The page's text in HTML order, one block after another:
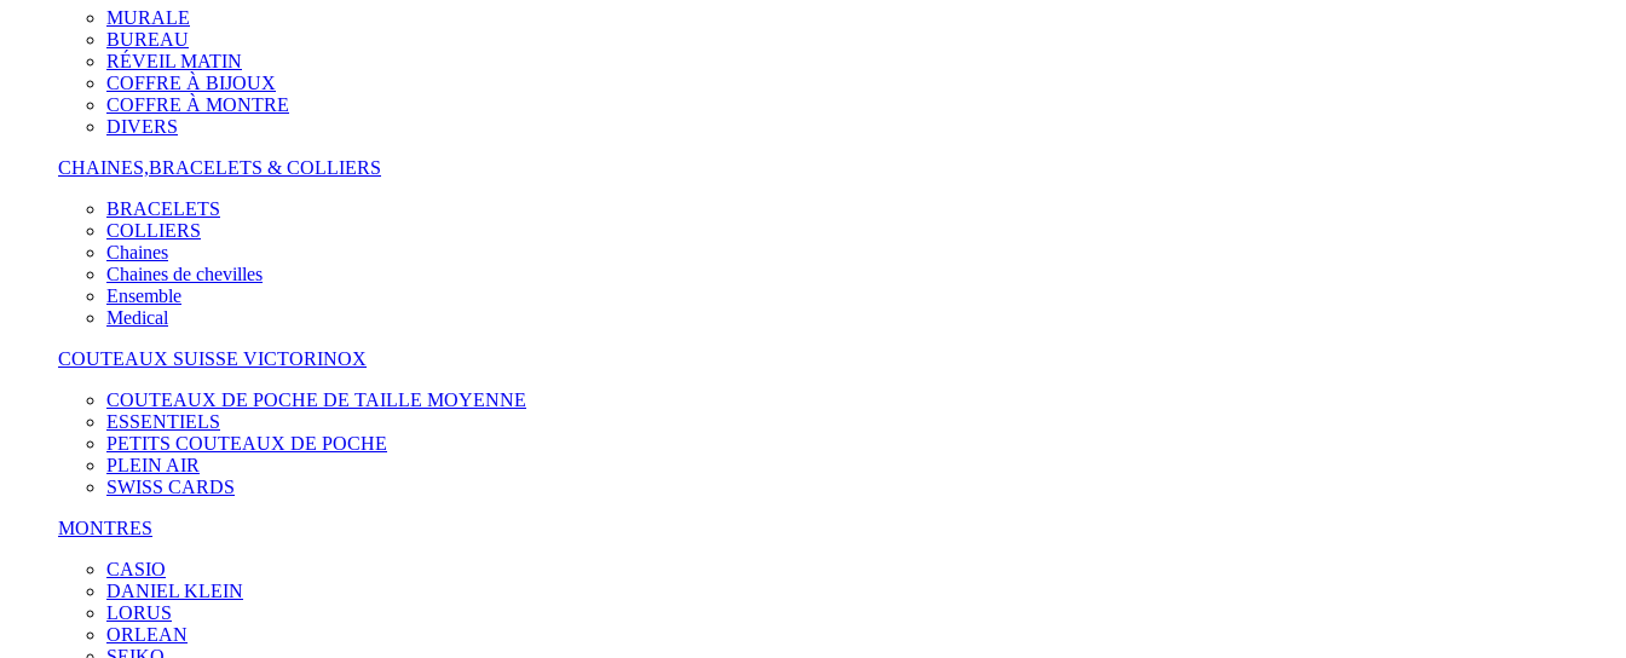
MURALE
BUREAU
RÉVEIL MATIN
COFFRE À BIJOUX
COFFRE À MONTRE
DIVERS
CHAINES,BRACELETS & COLLIERS
BRACELETS
COLLIERS
Chaines
Chaines de chevilles
Ensemble
Medical
COUTEAUX SUISSE VICTORINOX
COUTEAUX DE POCHE DE TAILLE MOYENNE
ESSENTIELS
PETITS COUTEAUX DE POCHE
PLEIN AIR
SWISS CARDS
MONTRES
CASIO
DANIEL KLEIN
LORUS
ORLEAN